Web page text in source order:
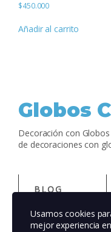
$450.000
Añadir al carrito
Globos
Decoración con
de decoraciones con
BLOG
ACERCA DE
Usamos cookies
mejor experiencia